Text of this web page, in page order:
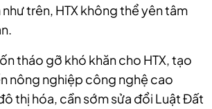
trên, HTX không thể yên tâm
tháo gỡ khó khăn cho HTX, tạo
nông nghiệp công nghệ cao
thị hóa, cần sớm sửa đổi Luật Đất